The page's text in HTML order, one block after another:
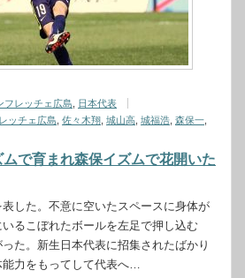
フレッチェ広島
日本代表
ッチェ広島 佐々木翔 城山高 城福浩 森保一
で育まれ森保イズムで花開いた
した。不意に空いたスペースに身体が
るこぼれたボールを左足で押し込む
た。新生日本代表に招集されたばかり
力をもってして代表へ…